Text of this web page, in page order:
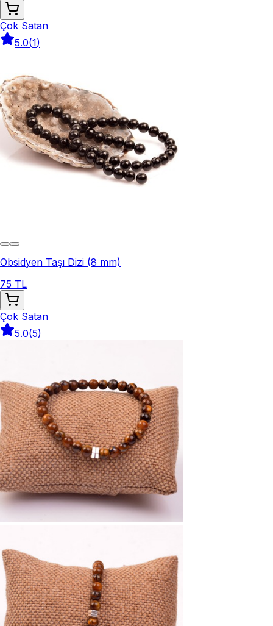
Çok Satan
5.0(1)
Obsidyen Taşı Dizi (8 mm)
75 TL
Çok Satan
5.0(5)